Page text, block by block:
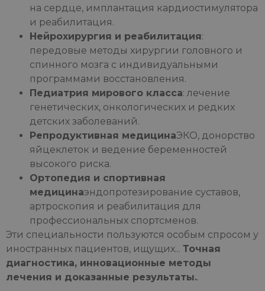
на сердце, имплантация кардиостимулятора
и реабилитация.
Нейрохирургия и реабилитация:
передовые методы хирургии головного и
спинного мозга с индивидуальными
программами восстановления.
Педиатрия мирового класса: лечение
генетических, онкологических и редких
детских заболеваний.
Репродуктивная медицинаЭКО, донорство
яйцеклеток и ведение беременностей
высокого риска.
Ортопедия и спортивная
медицинаэндопротезирование суставов,
артроскопия и реабилитация для
профессиональных спортсменов.
Эти специальности пользуются особым спросом у
иностранных пациентов, ищущих... Точная
диагностика, инновационные методы
лечения и доказанные результаты..